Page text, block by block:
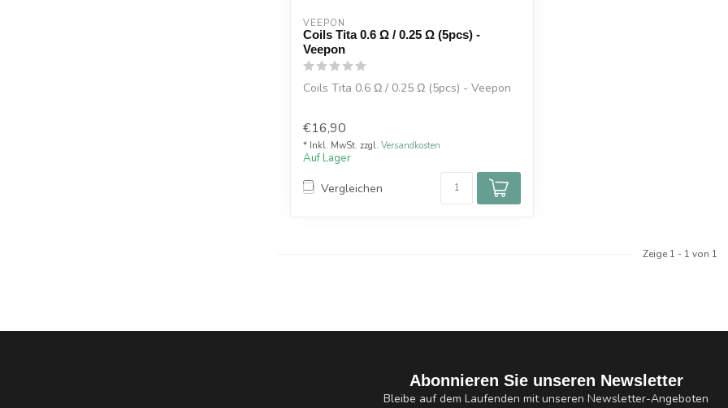
VEEPON
Coils Tita 0.6 Ω / 0.25 Ω (5pcs) -
Veepon
Coils Tita 0.6 Ω / 0.25 Ω (5pcs) - Veepon
€16,90
* Inkl. MwSt. zzgl. Versandkosten
Auf Lager
Vergleichen
Zeige 1 - 1 von 1
Abonnieren Sie unseren Newsletter
Bleibe auf dem Laufenden mit unseren Newsletter-Angeboten